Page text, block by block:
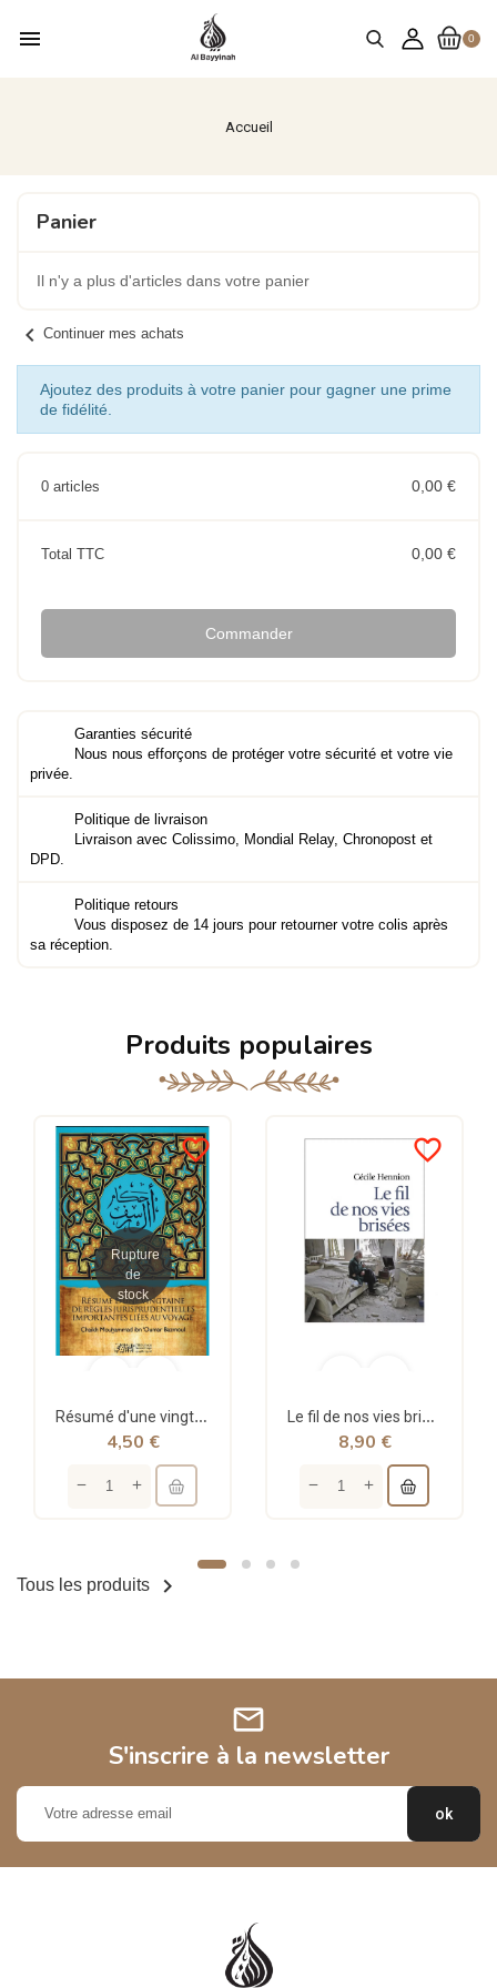
0
menu
Accueil
Panier
Il n'y a plus d'articles dans votre panier
chevron_left Continuer mes achats
Ajoutez des produits à votre panier pour gagner une prime
de fidélité.
0 articles 0,00 €
Total TTC 0,00 €
Commander
Garanties sécurité
Nous nous efforçons de protéger votre sécurité et votre vie
privée.
Politique de livraison
Livraison avec Colissimo, Mondial Relay, Chronopost et
DPD.
Politique retours
Vous disposez de 14 jours pour retourner votre colis après
sa réception.
Produits populaires
favorite_border
Rupture
de
stock
Résumé d'une vingtaine de règles jurisprudentielles liées au voyage - Bazmoul - Héritage...
4,50 €
favorite_border
Le fil de nos vies brisées - poche - Cécile Hennion - Points
8,90 €
Tous les produits 
mail
S'inscrire à la newsletter